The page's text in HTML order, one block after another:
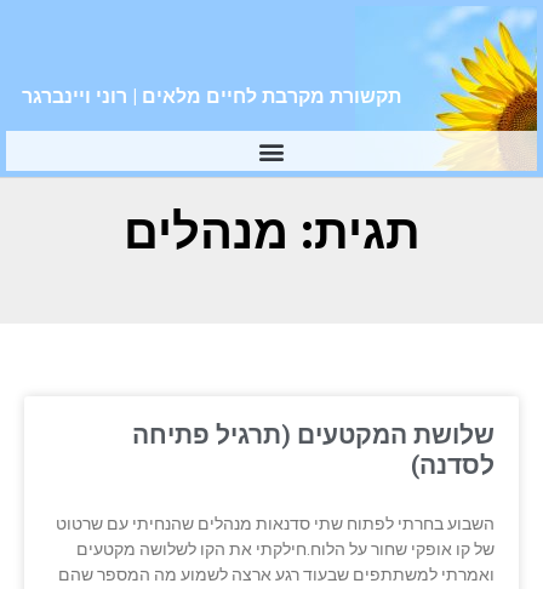
תקשורת מקרבת לחיים מלאים | רוני ויינברגר
תגית: מנהלים
שלושת המקטעים (תרגיל פתיחה
לסדנה)
השבוע בחרתי לפתוח שתי סדנאות מנהלים שהנחיתי עם שרטוט
של קו אופקי שחור על הלוח.חילקתי את הקו לשלושה מקטעים
ואמרתי למשתתפים שבעוד רגע ארצה לשמוע מה המספר שהם